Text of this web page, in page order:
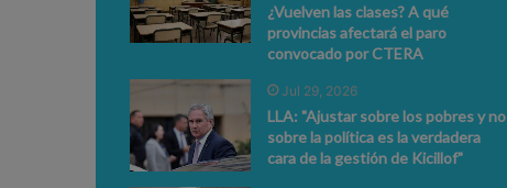
¿Vuelven las clases? A qué
provincias afectará el paro
convocado por CTERA
Jul 29, 2026
LLA: "Ajustar sobre los pobres y no
sobre la política es la verdadera
cara de la gestión de Kicillof"